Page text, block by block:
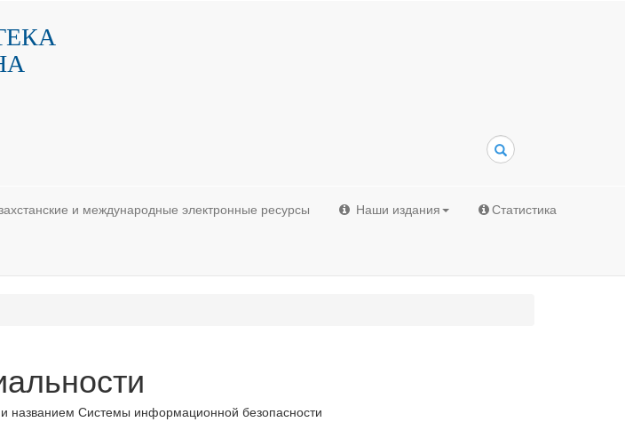
Поиск
и международные электронные ресурсы Наши издания Статистика
названием Системы информационной безопасности